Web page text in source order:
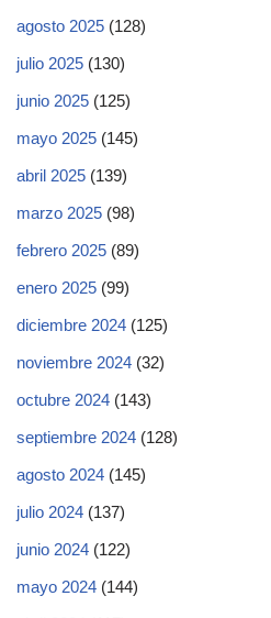
agosto 2025 (128)
julio 2025 (130)
junio 2025 (125)
mayo 2025 (145)
abril 2025 (139)
marzo 2025 (98)
febrero 2025 (89)
enero 2025 (99)
diciembre 2024 (125)
noviembre 2024 (32)
octubre 2024 (143)
septiembre 2024 (128)
agosto 2024 (145)
julio 2024 (137)
junio 2024 (122)
mayo 2024 (144)